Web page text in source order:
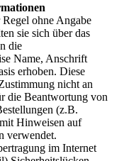
ohne Angabe
sie sich über das
die
Name, Anschrift
erhoben. Diese
nicht an
die Beantwortung von
(z.B.
Hinweisen auf
verwendet.
im Internet